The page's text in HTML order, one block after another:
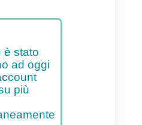
per
sulle
tuoi contatti e
al